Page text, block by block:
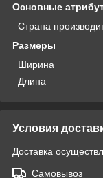
Основные
Страна
Размеры
Ширина
Длина
Условия
Доставка
Самовывоз